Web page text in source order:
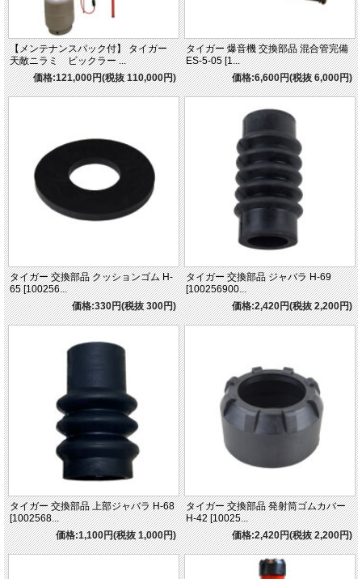
【メンテナンスパック付】 タイガー
天敵ニラミ ビックラー ...
価格:121,000円(税抜 110,000円)
タイガー 爆音機 交換部品 混合管完備
ES-5-05 [1...
価格:6,600円(税抜 6,000円)
タイガー 交換部品 クッションゴム H-
65 [100256...
価格:330円(税抜 300円)
タイガー 交換部品 ジャバラ H-69
[100256900...
価格:2,420円(税抜 2,200円)
タイガー 交換部品 上部ジャバラ H-68
[1002568...
価格:1,100円(税抜 1,000円)
タイガー 交換部品 発射筒ゴムカバー
H-42 [10025...
価格:2,420円(税抜 2,200円)